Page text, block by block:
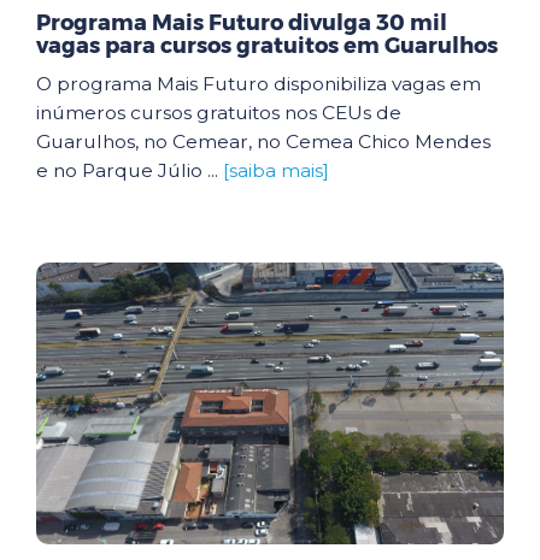
Programa Mais Futuro divulga 30 mil
vagas para cursos gratuitos em Guarulhos
O programa Mais Futuro disponibiliza vagas em
inúmeros cursos gratuitos nos CEUs de
Guarulhos, no Cemear, no Cemea Chico Mendes
e no Parque Júlio ... [saiba mais]